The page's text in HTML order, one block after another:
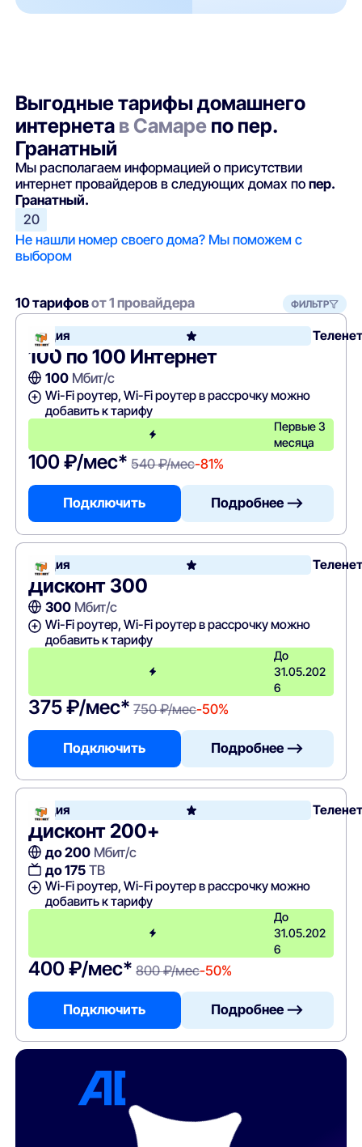
Выгодные тарифы домашнего
интернета в Самаре по пер.
Гранатный
Мы располагаем информацией о присутствии
интернет провайдеров в следующих домах попер.
Гранатный.
20
Не нашли номер своего дома? Мы поможем с
выбором
10 тарифовот 1 провайдера ФИЛЬТР
Акция
100 по 100 Интернет
100Мбит/с
Wi-Fi роутер, Wi-Fi роутер в рассрочку можно
добавить к тарифу
Первые 3
месяца
100 ₽/мес* 540 ₽/мес-81%
Подключить Подробнее —>
Акция
Дисконт 300
300Мбит/с
Wi-Fi роутер, Wi-Fi роутер в рассрочку можно
добавить к тарифу
До
31.05.202
6
375 ₽/мес* 750 ₽/мес-50%
Подключить Подробнее —>
Акция
Дисконт 200+
до 200Мбит/с
до 175ТВ
Wi-Fi роутер, Wi-Fi роутер в рассрочку можно
добавить к тарифу
До
31.05.202
6
400 ₽/мес* 800 ₽/мес-50%
Подключить Подробнее —>